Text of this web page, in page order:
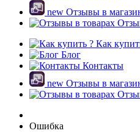
new Отзывы в
Как
Блог
Контакты
new Отзывы в
Ошибка